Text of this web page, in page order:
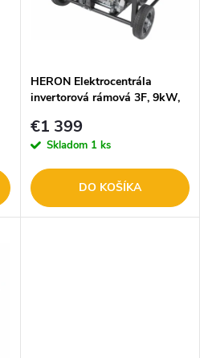
HERON Elektrocentrála
invertorová rámová 3F, 9kW,
€1 399
Skladom 1 ks
DO KOŠÍKA